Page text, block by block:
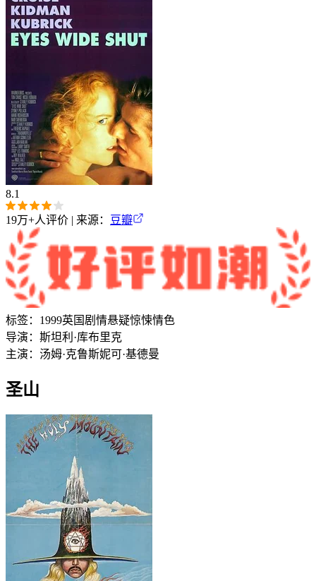
8.1
19万+人评价 | 来源： 豆瓣
标签： 1999英国 剧情悬疑惊悚情色
导演： 斯坦利·库布里克
主演： 汤姆·克鲁斯妮可·基德曼
圣山